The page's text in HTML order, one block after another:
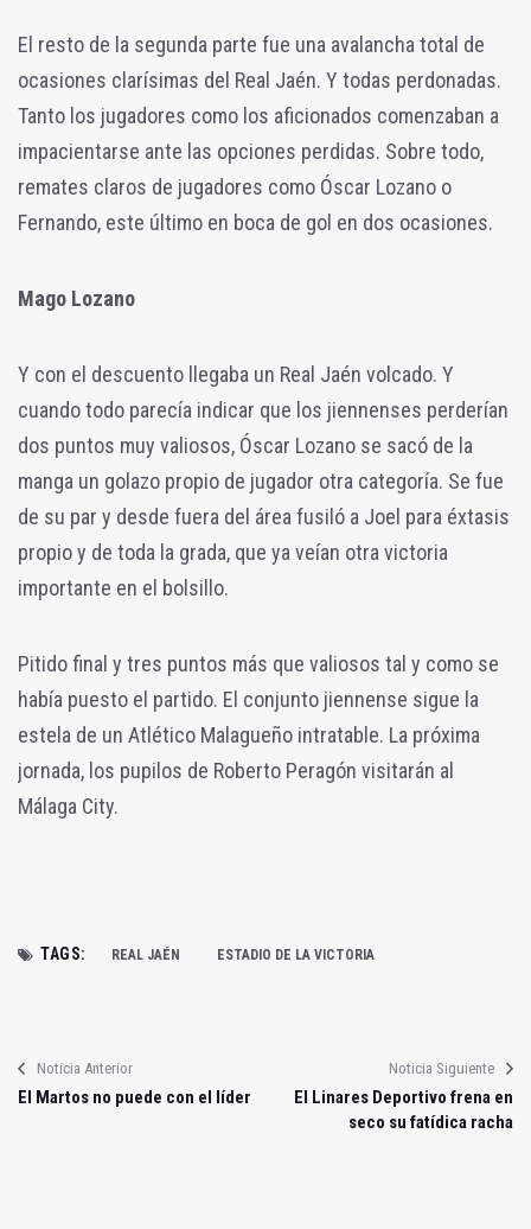
El resto de la segunda parte fue una avalancha total de
ocasiones clarísimas del Real Jaén. Y todas perdonadas.
Tanto los jugadores como los aficionados comenzaban a
impacientarse ante las opciones perdidas. Sobre todo,
remates claros de jugadores como Óscar Lozano o
Fernando, este último en boca de gol en dos ocasiones.
Mago Lozano
Y con el descuento llegaba un Real Jaén volcado. Y
cuando todo parecía indicar que los jiennenses perderían
dos puntos muy valiosos, Óscar Lozano se sacó de la
manga un golazo propio de jugador otra categoría. Se fue
de su par y desde fuera del área fusiló a Joel para éxtasis
propio y de toda la grada, que ya veían otra victoria
importante en el bolsillo.
Pitido final y tres puntos más que valiosos tal y como se
había puesto el partido. El conjunto jiennense sigue la
estela de un Atlético Malagueño intratable. La próxima
jornada, los pupilos de Roberto Peragón visitarán al
Málaga City.
TAGS: REAL JAÉN ESTADIO DE LA VICTORIA
Noticia Anterior
El Martos no puede con el líder
Noticia Siguiente
El Linares Deportivo frena en
seco su fatídica racha